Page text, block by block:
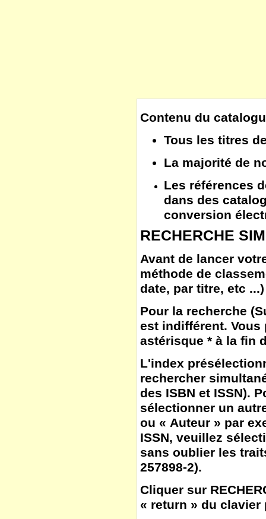
Contenu du
Tous les titres
La majorité de
Les références
dans des
conversion
RECHERCHE
Avant de lancer
méthode de
date, par titre, etc ...)
Pour la recherche (
est indifférent. Vous
astérisque * à la fin
L'index
rechercher
des ISBN et ISSN).
sélectionner un
ou « Auteur » par
ISSN, veuillez
sans oublier les
257898-2).
Cliquer sur
« return » du